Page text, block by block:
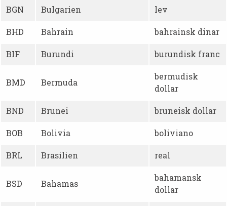
BGN Bulgarien lev
BHD Bahrain bahrainsk dinar
BIF Burundi burundisk franc
BMD Bermuda
bermudisk
dollar
BND Brunei bruneisk dollar
BOB Bolivia boliviano
BRL Brasilien real
BSD Bahamas
bahamansk
dollar